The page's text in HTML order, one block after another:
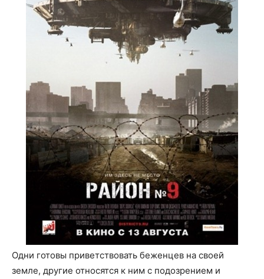
Одни готовы приветствовать беженцев на своей
земле, другие относятся к ним с подозрением и